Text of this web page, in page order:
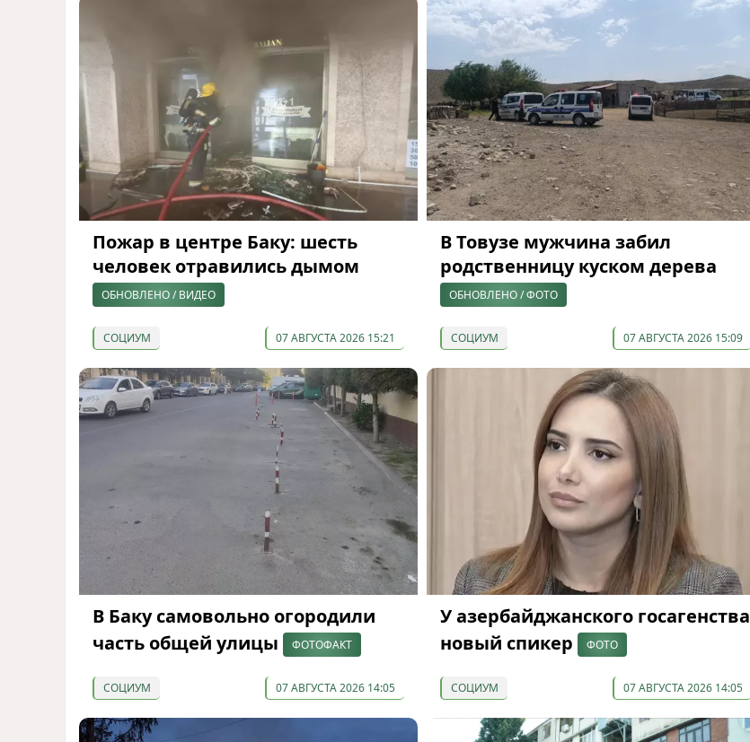
Пожар в центре Баку: шесть
человек отравились дымом
ОБНОВЛЕНО / ВИДЕО
СОЦИУМ 07 АВГУСТА 2026 15:21
В Товузе мужчина забил
родственницу куском дерева
ОБНОВЛЕНО / ФОТО
СОЦИУМ 07 АВГУСТА 2026 15:09
В Баку самовольно огородили
часть общей улицы
ФОТОФАКТ
СОЦИУМ 07 АВГУСТА 2026 14:05
У азербайджанского госагенства
новый спикер
ФОТО
СОЦИУМ 07 АВГУСТА 2026 14:05